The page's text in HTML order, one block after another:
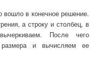
вошло в конечное решение.
а строку и столбец, в
После чего
и вычисляем ее